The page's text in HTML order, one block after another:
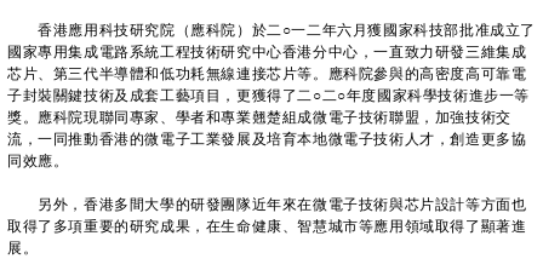
香港應用科技研究院（應科院）於二○一二年六月獲國家科技部批准成立了
國家專用集成電路系統工程技術研究中心香港分中心，一直致力研發三維集成
芯片、第三代半導體和低功耗無線連接芯片等。應科院參與的高密度高可靠電
子封裝關鍵技術及成套工藝項目，更獲得了二○二○年度國家科學技術進步一等
獎。應科院現聯同專家、學者和專業翹楚組成微電子技術聯盟，加強技術交
流，一同推動香港的微電子工業發展及培育本地微電子技術人才，創造更多協
同效應。
另外，香港多間大學的研發團隊近年來在微電子技術與芯片設計等方面也
取得了多項重要的研究成果，在生命健康、智慧城市等應用領域取得了顯著進
展。